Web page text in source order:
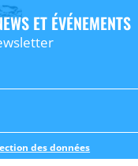
ET ÉVÉNEMENTS
des données